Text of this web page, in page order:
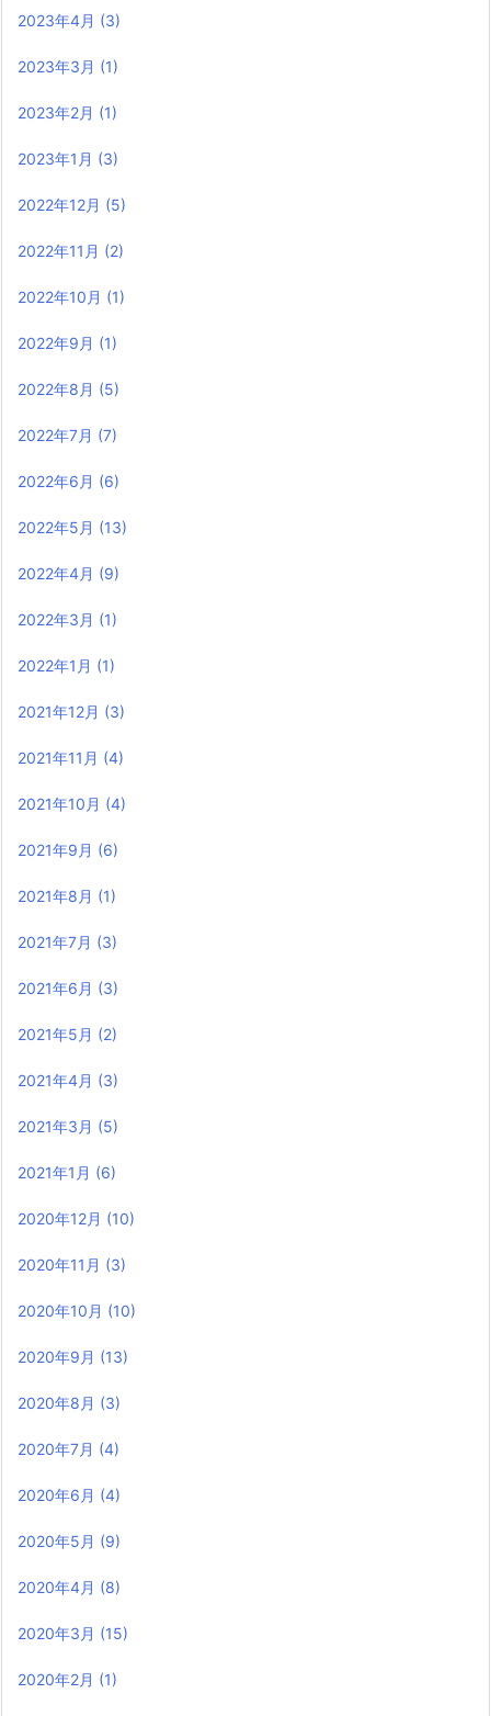
2023年4月 (3)
2023年3月 (1)
2023年2月 (1)
2023年1月 (3)
2022年12月 (5)
2022年11月 (2)
2022年10月 (1)
2022年9月 (1)
2022年8月 (5)
2022年7月 (7)
2022年6月 (6)
2022年5月 (13)
2022年4月 (9)
2022年3月 (1)
2022年1月 (1)
2021年12月 (3)
2021年11月 (4)
2021年10月 (4)
2021年9月 (6)
2021年8月 (1)
2021年7月 (3)
2021年6月 (3)
2021年5月 (2)
2021年4月 (3)
2021年3月 (5)
2021年1月 (6)
2020年12月 (10)
2020年11月 (3)
2020年10月 (10)
2020年9月 (13)
2020年8月 (3)
2020年7月 (4)
2020年6月 (4)
2020年5月 (9)
2020年4月 (8)
2020年3月 (15)
2020年2月 (1)